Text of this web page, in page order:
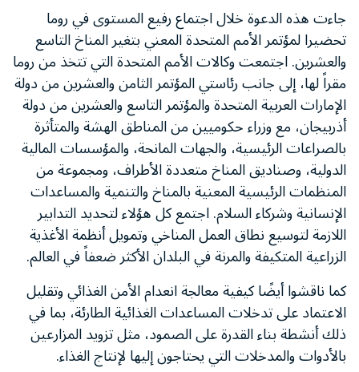
جاءت هذه الدعوة خلال اجتماع رفيع المستوى في روما
تحضيرا لمؤتمر الأمم المتحدة المعني بتغير المناخ التاسع
والعشرين. اجتمعت وكالات الأمم المتحدة التي تتخذ من روما
مقراً لها، إلى جانب رئاستي المؤتمر الثامن والعشرين من دولة
الإمارات العربية المتحدة والمؤتمر التاسع والعشرين من دولة
أذربيجان، مع وزراء حكوميين من المناطق الهشة والمتأثرة
بالصراعات الرئيسية، والجهات المانحة، والمؤسسات المالية
الدولية، وصناديق المناخ متعددة الأطراف، ومجموعة من
المنظمات الرئيسية المعنية بالمناخ والتنمية والمساعدات
الإنسانية وشركاء السلام. اجتمع كل هؤلاء لتحديد التدابير
اللازمة لتوسيع نطاق العمل المناخي وتمويل أنظمة الأغذية
الزراعية المتكيفة والمرنة في البلدان الأكثر ضعفاً في العالم.
كما ناقشوا أيضًا كيفية معالجة انعدام الأمن الغذائي وتقليل
الاعتماد على تدخلات المساعدات الغذائية الطارئة، بما في
ذلك أنشطة بناء القدرة على الصمود، مثل تزويد المزارعين
بالأدوات والمدخلات التي يحتاجون إليها لإنتاج الغذاء.